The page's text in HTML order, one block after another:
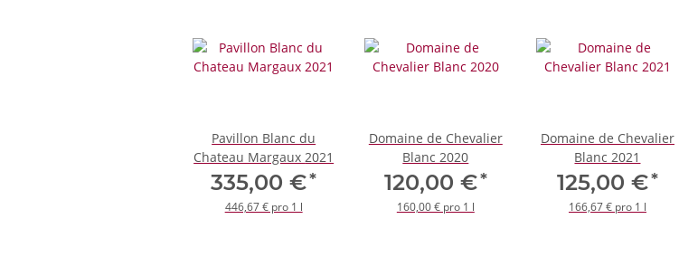
Pavillon Blanc du
Chateau Margaux 2021
335,00 €*
446,67 € pro 1 l
Domaine de Chevalier
Blanc 2020
120,00 €*
160,00 € pro 1 l
Domaine de Chevalier
Blanc 2021
125,00 €*
166,67 € pro 1 l